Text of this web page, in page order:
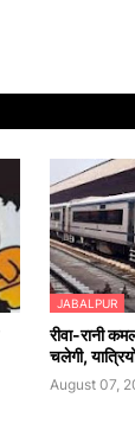
JABALPUR
रीवा-रानी
चलेगी,
August 07,